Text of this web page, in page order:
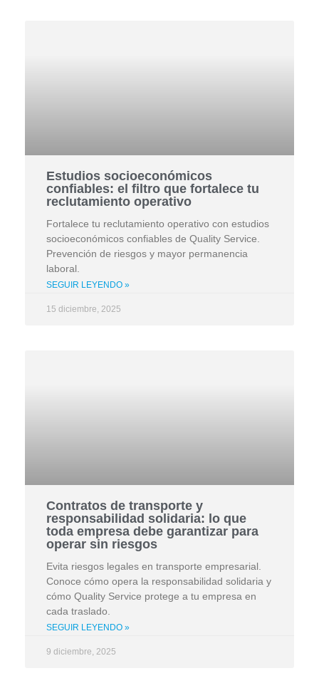
Estudios socioeconómicos
confiables: el filtro que fortalece tu
reclutamiento operativo
Fortalece tu reclutamiento operativo con estudios
socioeconómicos confiables de Quality Service.
Prevención de riesgos y mayor permanencia
laboral.
SEGUIR LEYENDO »
15 diciembre, 2025
Contratos de transporte y
responsabilidad solidaria: lo que
toda empresa debe garantizar para
operar sin riesgos
Evita riesgos legales en transporte empresarial.
Conoce cómo opera la responsabilidad solidaria y
cómo Quality Service protege a tu empresa en
cada traslado.
SEGUIR LEYENDO »
9 diciembre, 2025